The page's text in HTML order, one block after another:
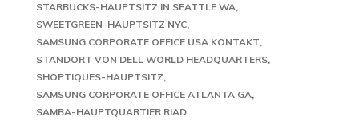
STARBUCKS-HAUPTSITZ IN SEATTLE WA
SWEETGREEN-HAUPTSITZ NYC
SAMSUNG CORPORATE OFFICE USA KONTAKT
STANDORT VON DELL WORLD HEADQUARTERS
SHOPTIQUES-HAUPTSITZ
SAMSUNG CORPORATE OFFICE ATLANTA GA
SAMBA-HAUPTQUARTIER RIAD